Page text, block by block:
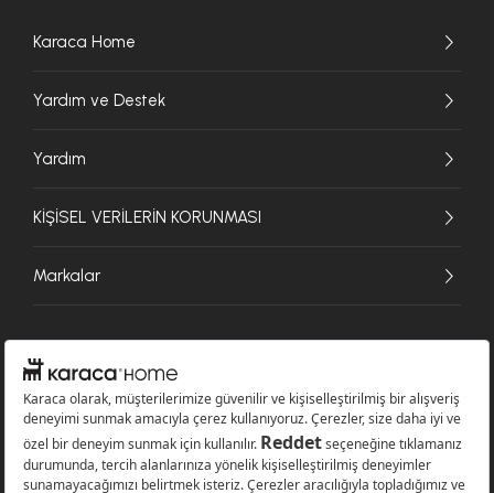
Karaca Home
Yardım ve Destek
Yardım
KİŞİSEL VERİLERİN KORUNMASI
Markalar